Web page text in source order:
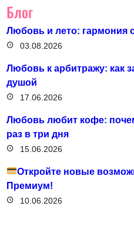
Блог
Любовь и лето: гармония
03.08.2026
Любовь к арбитражу: как
душой
17.06.2026
Любовь любит кофе:
раз в три дня
15.06.2026
Откройте новые
Премиум!
10.06.2026